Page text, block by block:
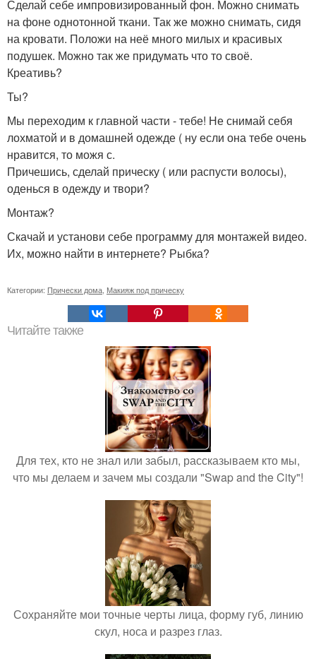
Сделай себе импровизированный фон. Можно снимать
на фоне однотонной ткани. Так же можно снимать, сидя
на кровати. Положи на неё много милых и красивых
подушек. Можно так же придумать что то своё.
Креативь?
Ты?
Мы переходим к главной части - тебе! Не снимай себя
лохматой и в домашней одежде ( ну если она тебе очень
нравится, то можя с.
Причешись, сделай прическу ( или распусти волосы),
оденься в одежду и твори?
Монтаж?
Скачай и установи себе программу для монтажей видео.
Их, можно найти в интернете? Рыбка?
Категории: Прически дома Макияж под прическу
Читайте также
Для тех, кто не знал или забыл, рассказываем кто мы,
что мы делаем и зачем мы создали "Swap and the City"!
Сохраняйте мои точные черты лица, форму губ, линию
скул, носа и разрез глаз.